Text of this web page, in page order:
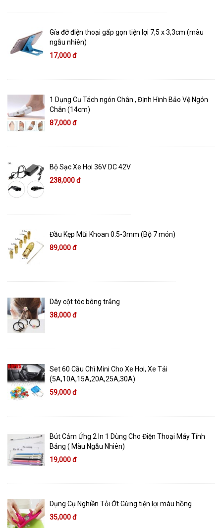
Gía đỡ điện thoại gấp gọn tiện lợi 7,5 x 3,3cm (màu
ngẫu nhiên)
17,000 đ
1 Dụng Cụ Tách ngón Chân , Định Hình Bảo Vệ Ngón
Chân (14cm)
87,000 đ
Bộ Sạc Xe Hơi 36V DC 42V
238,000 đ
Đầu Kẹp Mũi Khoan 0.5-3mm (Bộ 7 món)
89,000 đ
Dây cột tóc bông trắng
38,000 đ
Set 60 Cầu Chì Mini Cho Xe Hơi, Xe Tải
(5A,10A,15A,20A,25A,30A)
59,000 đ
Bút Cảm Ứng 2 In 1 Dùng Cho Điện Thoại Máy Tính
Bảng ( Màu Ngẫu Nhiên)
19,000 đ
Dụng Cụ Nghiền Tỏi Ớt Gừng tiện lợi màu hồng
35,000 đ